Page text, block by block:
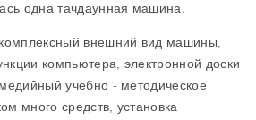
одна тачдаунная машина.
комплексный внешний вид машины,
компьютера, электронной доски
учебно - методическое
много средств, установка